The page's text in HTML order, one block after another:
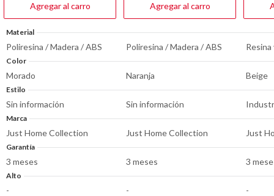
Agregar al carro Agregar al carro
Material
Poliresina / Madera / ABS Poliresina / Madera / ABS
Color
Morado Naranja Beige
Estilo
Sin información Sin información
Marca
Just Home Collection Just Home Collection Just
Garantía
3 meses 3 meses 3
Alto
- - -